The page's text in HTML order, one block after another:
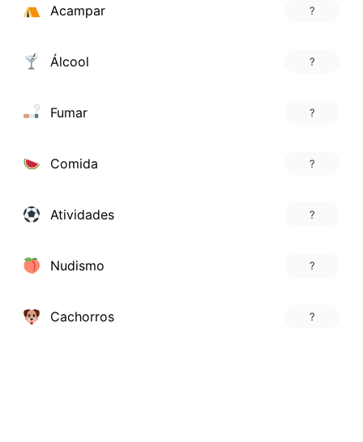
Acampar ?
Álcool ?
Fumar ?
Comida ?
Atividades ?
Nudismo ?
Cachorros ?